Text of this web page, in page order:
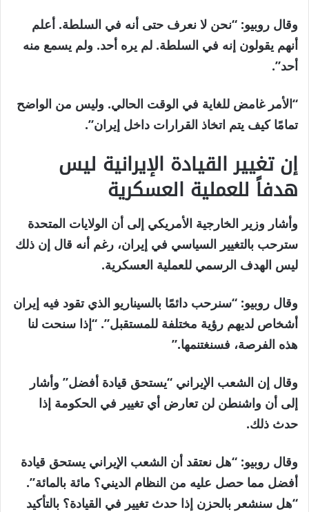
وقال روبيو: “نحن لا نعرف حتى أنه في السلطة. أعلم
أنهم يقولون إنه في السلطة. لم يره أحد. ولم يسمع منه
أحد”.
“الأمر غامض للغاية في الوقت الحالي. وليس من الواضح
تمامًا كيف يتم اتخاذ القرارات داخل إيران”.
إن تغيير القيادة الإيرانية ليس
هدفاً للعملية العسكرية
وأشار وزير الخارجية الأمريكي إلى أن الولايات المتحدة
سترحب بالتغيير السياسي في إيران، رغم أنه قال إن ذلك
ليس الهدف الرسمي للعملية العسكرية.
وقال روبيو: “سنرحب دائمًا بالسيناريو الذي تقود فيه إيران
أشخاص لديهم رؤية مختلفة للمستقبل”. “إذا سنحت لنا
هذه الفرصة، فسنغتنمها.”
وقال إن الشعب الإيراني “يستحق قيادة أفضل” وأشار
إلى أن واشنطن لن تعارض أي تغيير في الحكومة إذا
حدث ذلك.
وقال روبيو: “هل نعتقد أن الشعب الإيراني يستحق قيادة
أفضل مما حصل عليه من النظام الديني؟ مائة بالمائة”.
“هل سنشعر بالحزن إذا حدث تغيير في القيادة؟ بالتأكيد